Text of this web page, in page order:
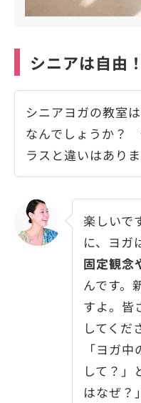
シニアは自由！
シニアヨガの教室
なんでしょうか？
ラスと違いはあり
楽しいで
に、ヨガ
固定観念
んです。
すよ。皆
してくだ
「ヨガ
して？」
はなぜ？